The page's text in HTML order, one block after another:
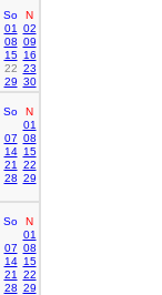
So
N
01
02
08 09
15 16
22 23
29 30
So
N
01
07 08
14 15
21
22
28 29
So
N
01
07 08
14 15
21
22
28 29